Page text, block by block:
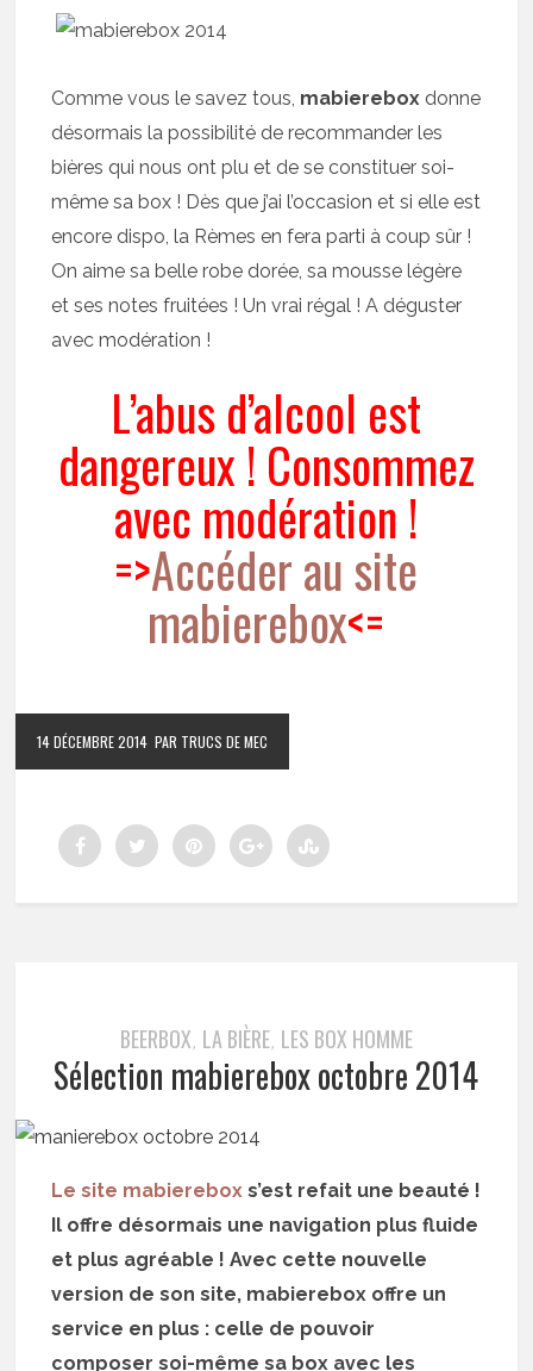
Comme vous le savez tous, mabierebox donne
désormais la possibilité de recommander les
bières qui nous ont plu et de se constituer soi-
même sa box ! Dès que j’ai l’occasion et si elle est
encore dispo, la Rèmes en fera parti à coup sûr !
On aime sa belle robe dorée, sa mousse légère
et ses notes fruitées ! Un vrai régal ! A déguster
avec modération !
L’abus d’alcool est
dangereux ! Consommez
avec modération !
=>Accéder au site
mabierebox<=
14 DÉCEMBRE 2014 PAR TRUCS DE MEC
BEERBOX, LA BIÈRE, LES BOX HOMME
Sélection mabierebox octobre 2014
Le site mabierebox s’est refait une beauté !
Il offre désormais une navigation plus fluide
et plus agréable ! Avec cette nouvelle
version de son site, mabierebox offre un
service en plus : celle de pouvoir
composer soi-même sa box avec les